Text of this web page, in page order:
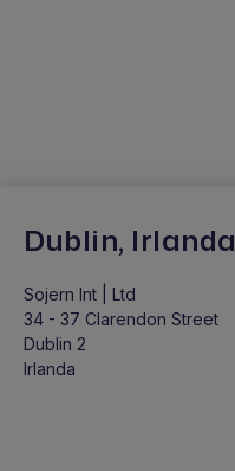
Dublin, Irlanda
Sojern Int | Ltd
34 - 37 Clarendon Street
Dublin 2
Irlanda